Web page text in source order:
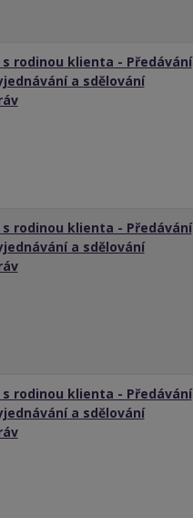
rodinou klienta - Předávání
a sdělování
rodinou klienta - Předávání
a sdělování
rodinou klienta - Předávání
a sdělování